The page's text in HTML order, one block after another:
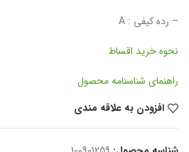
– رده کیفی : A
نحوه خرید اقساط
راهنمای شناسنامه محصول
افزودن به علاقه مندی